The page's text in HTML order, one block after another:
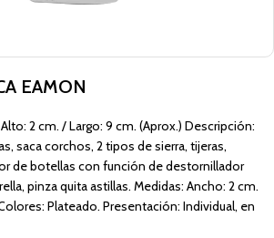
EAMON
2 cm. / Largo: 9 cm. (Aprox.) Descripción:
saca corchos, 2 tipos de sierra, tijeras,
de botellas con función de destornillador
pinza quita astillas. Medidas: Ancho: 2 cm.
Plateado. Presentación: Individual, en